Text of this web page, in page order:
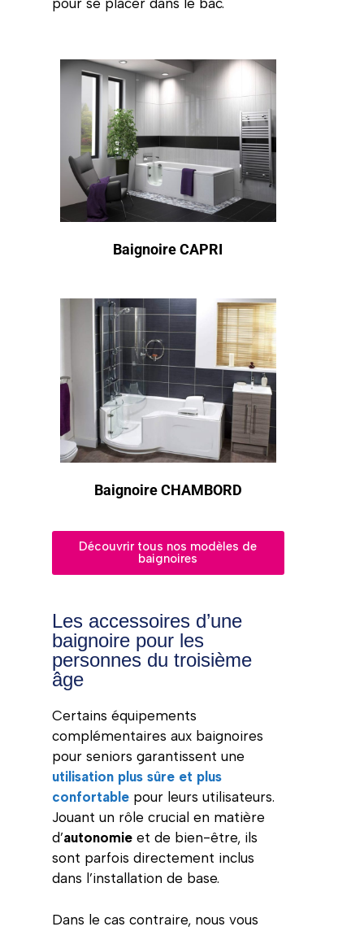
pour se placer dans le bac.
Baignoire CAPRI
Baignoire CHAMBORD
Découvrir tous nos modèles de
baignoires
Les accessoires d’une
baignoire pour les
personnes du troisième
âge
Certains équipements
complémentaires aux baignoires
pour seniors garantissent une
utilisation plus sûre et plus
confortablepour leurs utilisateurs.
Jouant un rôle crucial en matière
d’autonomieet de bien-être, ils
sont parfois directement inclus
dans l’installation de base.
Dans le cas contraire, nous vous